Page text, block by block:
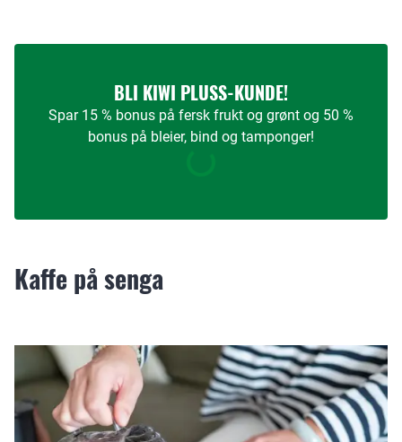
BLI KIWI PLUSS-KUNDE!
Spar 15 % bonus på fersk frukt og grønt og 50 %
bonus på bleier, bind og tamponger!
Kaffe på senga